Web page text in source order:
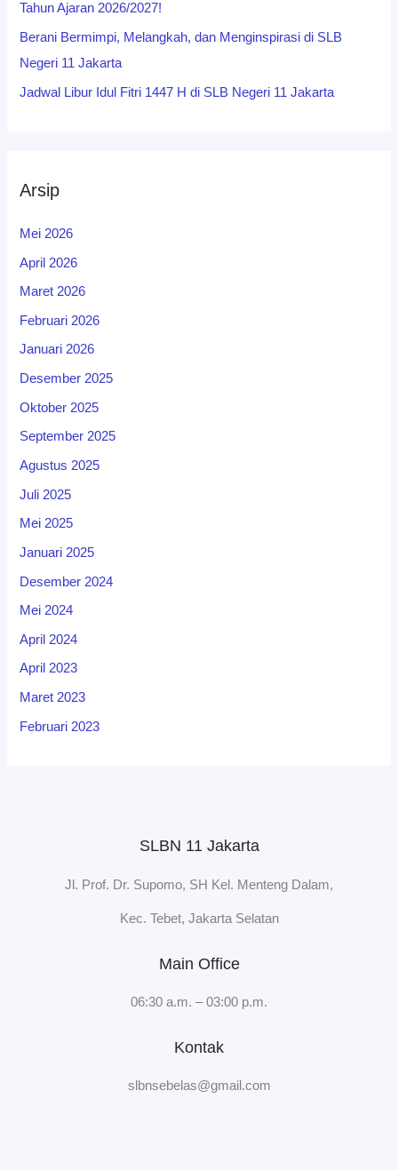
Tahun Ajaran 2026/2027!
Berani Bermimpi, Melangkah, dan Menginspirasi di SLB
Negeri 11 Jakarta
Jadwal Libur Idul Fitri 1447 H di SLB Negeri 11 Jakarta
Arsip
Mei 2026
April 2026
Maret 2026
Februari 2026
Januari 2026
Desember 2025
Oktober 2025
September 2025
Agustus 2025
Juli 2025
Mei 2025
Januari 2025
Desember 2024
Mei 2024
April 2024
April 2023
Maret 2023
Februari 2023
SLBN 11 Jakarta
Jl. Prof. Dr. Supomo, SH Kel. Menteng Dalam,
Kec. Tebet, Jakarta Selatan
Main Office
06:30 a.m. – 03:00 p.m.
Kontak
slbnsebelas@gmail.com